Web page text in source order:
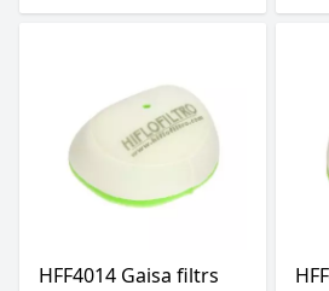
HFF4014 Gaisa filtrs